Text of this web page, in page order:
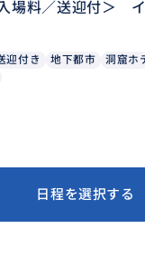
場料／送迎付＞
迎付き 地下都市 洞窟ホ
日程を選択する